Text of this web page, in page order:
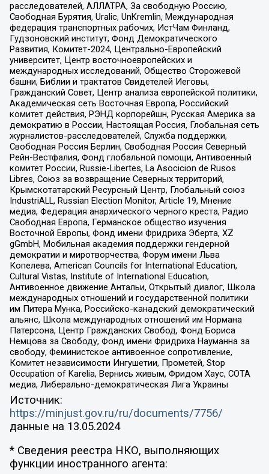
расследователей, АЛЛАТРА, За свободную Россию,
Свободная Бурятия, Uralic, UnKremlin, Международная
федерация транспортных рабочих, ИстЧам Финланд,
Гудзоновский институт, Фонд Демократического
Развития, Комитет-2024, Центрально-Европейский
университет, Центр восточноевропейских и
международных исследований, Общество Сторожевой
башни, Библии и трактатов Свидетелей Иеговы,
Гражданский Совет, Центр анализа европейской политики,
Академическая сеть Восточная Европа, Российский
комитет действия, РЭНД корпорейшн, Русская Америка за
демократию в России, Настоящая Россия, Глобальная сеть
журналистов-расследователей, Служба поддержки,
Свободная Россия Берлин, Свободная Россия Северный
Рейн-Вестфалия, Фонд глобальной помощи, Антивоенный
комитет России, Russie-Libertes, La Asocicion de Rusos
Libres, Союз за возвращение Северных территорий,
Крымскотатарский Ресурсный Центр, Глобальный союз
IndustriALL, Russian Election Monitor, Article 19, Мнение
медиа, Федерация анархического черного креста, Радио
Свободная Европа, Германское общество изучения
Восточной Европы, Фонд имени Фридриха Эберта, XZ
gGmbH, Мобильная академия поддержки гендерной
демократии и миротворчества, Форум имени Льва
Копелева, American Councils for International Education,
Cultural Vistas, Institute of International Education,
Антивоенное движение Антальи, Открытый диалог, Школа
международных отношений и государственной политики
им Питера Мунка, Российско-канадский демократический
альянс, Школа международных отношений им Нормана
Патерсона, Центр Гражданских Свобод, Фонд Бориса
Немцова за Свободу, Фонд имени Фридриха Науманна за
свободу, Феминистское антивоенное сопротивление,
Комитет независимости Ингушетии, Прометей, Stop
Occupation of Karelia, Вернись живым, Фридом Хаус, СОТА
медиа, Либерально-демократическая Лига Украины
Источник:
https://minjust.gov.ru/ru/documents/7756/
данные на 13.05.2024
* Сведения реестра НКО, выполняющих
функции иностранного агента: